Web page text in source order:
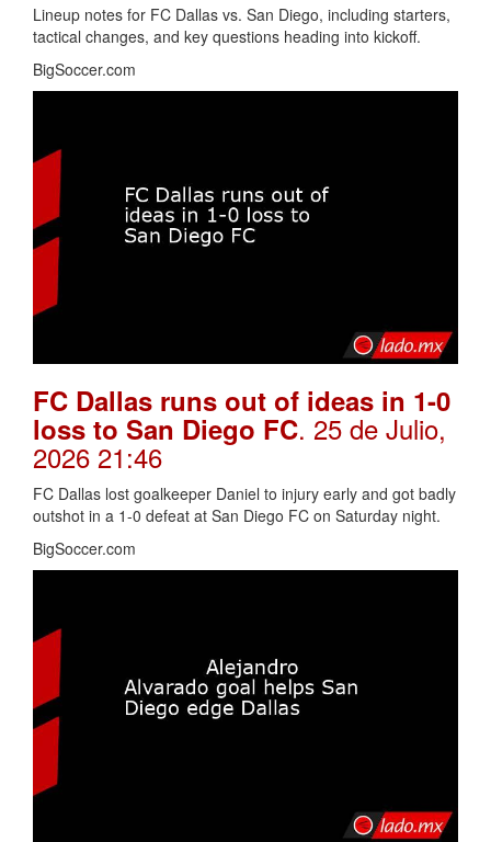
Lineup notes for FC Dallas vs. San Diego, including starters,
tactical changes, and key questions heading into kickoff.
BigSoccer.com
FC Dallas runs out of ideas in 1-0
loss to San Diego FC. 25 de Julio,
2026 21:46
FC Dallas lost goalkeeper Daniel to injury early and got badly
outshot in a 1-0 defeat at San Diego FC on Saturday night.
BigSoccer.com